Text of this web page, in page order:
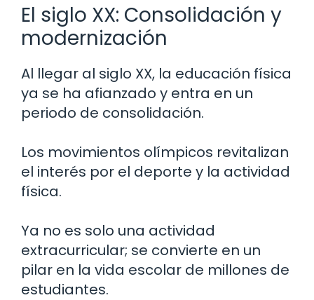
El siglo XX: Consolidación y
modernización
Al llegar al siglo XX, la educación física
ya se ha afianzado y entra en un
periodo de consolidación.
Los movimientos olímpicos revitalizan
el interés por el deporte y la actividad
física.
Ya no es solo una actividad
extracurricular; se convierte en un
pilar en la vida escolar de millones de
estudiantes.